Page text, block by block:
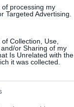
processing my
Targeted Advertising.
Collection, Use,
or Sharing of my
Is Unrelated with the
it was collected.
σκόνης.